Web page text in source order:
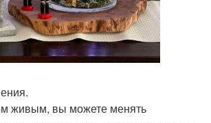
живым, вы можете менять